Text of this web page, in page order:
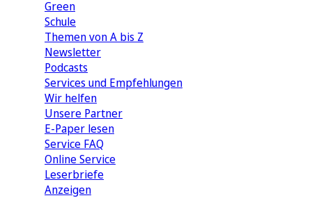
Green
Schule
Themen von A bis Z
Newsletter
Podcasts
Services und Empfehlungen
Wir helfen
Unsere Partner
E-Paper lesen
Service FAQ
Online Service
Leserbriefe
Anzeigen